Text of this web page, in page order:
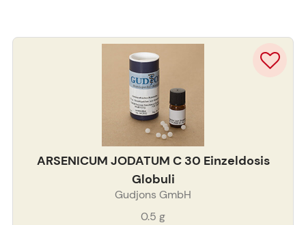
ARSENICUM JODATUM C 30 Einzeldosis
Globuli
Gudjons GmbH
0.5 g